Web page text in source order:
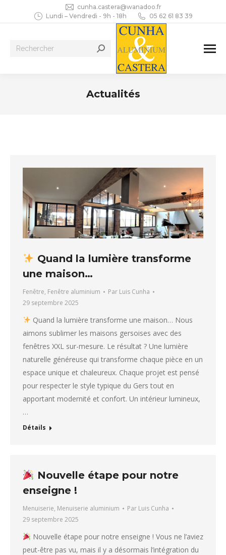
cunha.castera@wanadoo.fr
Lundi – Vendredi - 9h - 18h
05 62 61 83 39
Recherche
Actualités
Quand la lumière transforme
une maison…
Fenêtre, Fenêtre aluminium Par Luis Cunha
29 septembre 2025
Quand la lumière transforme une maison… Nous
aimons sublimer les maisons gersoises avec des
fenêtres XXL sur-mesure. Le résultat ? Une lumière
naturelle généreuse qui transforme chaque pièce en un
espace unique et chaleureux. Chaque projet est pensé
pour respecter le style typique du Gers tout en
apportant modernité et confort. Un intérieur lumineux,
…
Détails
Nouvelle étape pour notre
enseigne !
Menuiserie, Menuiserie aluminium Par Luis Cunha
29 septembre 2025
Nouvelle étape pour notre enseigne ! Vous ne l’aviez
peut-être pas vu, mais il y a désormais l’intégration du